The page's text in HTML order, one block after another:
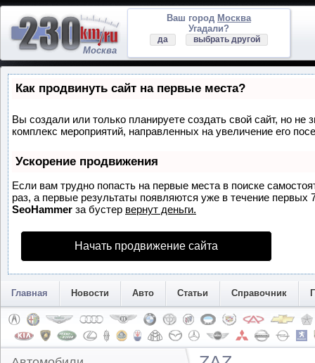
Москва
Ваш город Москва
Угадали?
да выбрать другой
Как продвинуть сайт на первые места?
Вы создали или только планируете создать свой сайт, но
комплекс мероприятий, направленных на увеличение его
Ускорение продвижения
Если вам трудно попасть на первые места в поиске
раз, а первые результаты появляются уже в течение
SeoHammer за бустер вернут деньги.
Начать продвижение сайта
Главная Новости Авто Статьи Справочник